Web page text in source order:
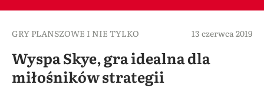
GRY PLANSZOWE I NIE TYLKO 13 czerwca 2019
Wyspa Skye, gra idealna dla
miłośników strategii